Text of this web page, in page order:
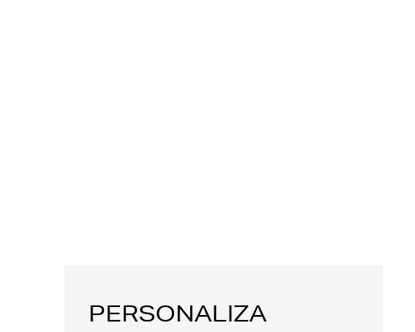
PERSONALIZA